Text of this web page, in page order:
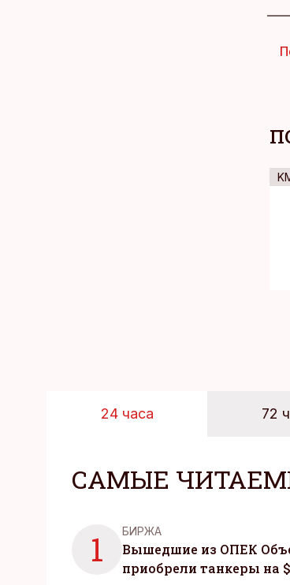
24 часа 72
САМЫЕ
1 БИРЖА
Вышедшие из ОПЕК
приобрели танкеры на